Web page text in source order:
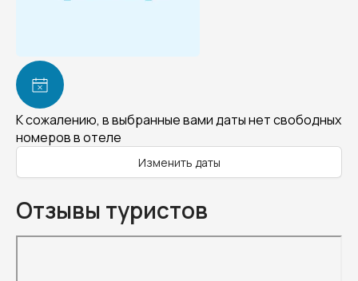
К сожалению, в выбранные вами даты нет свободных
номеров в отеле
Изменить даты
Отзывы туристов